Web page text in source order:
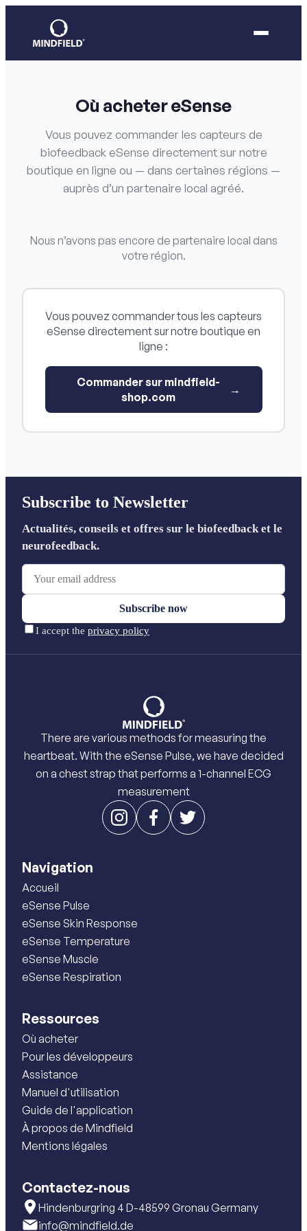
Où acheter eSense
Vous pouvez commander les capteurs de
biofeedback eSense directement sur notre
boutique en ligne ou — dans certaines régions —
auprès d’un partenaire local agréé.
Nous n’avons pas encore de partenaire local dans
votre région.
Vous pouvez commander tous les capteurs
eSense directement sur notre boutique en
ligne :
Commander sur mindfield-
shop.com
→
There are various methods for measuring the
heartbeat. With the eSense Pulse, we have decided
on a chest strap that performs a 1-channel ECG
measurement
Navigation
Accueil
eSense Pulse
eSense Skin Response
eSense Temperature
eSense Muscle
eSense Respiration
Ressources
Où acheter
Pour les développeurs
Assistance
Manuel d'utilisation
Guide de l'application
À propos de Mindfield
Mentions légales
Contactez-nous
Hindenburgring 4 D-48599 Gronau Germany
info@mindfield.de